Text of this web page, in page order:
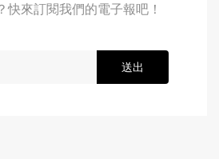
快來訂閱我們的電子報吧！
送出